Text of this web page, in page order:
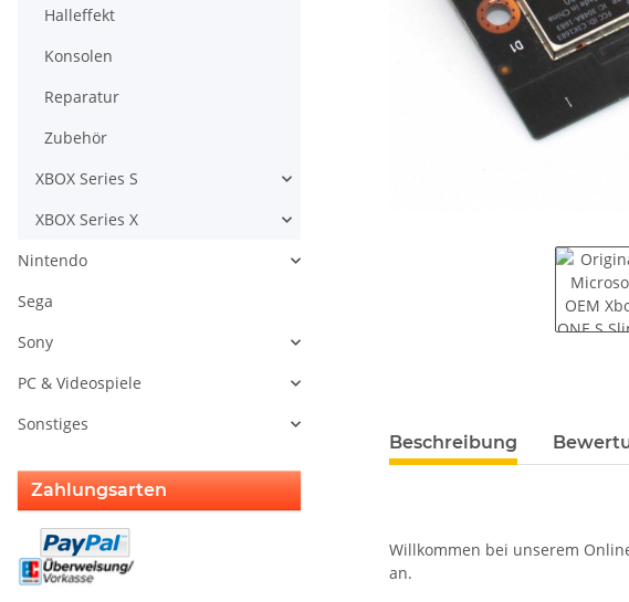
weitere Registerkarten anzeigen
Beschreibung
Willkommen bei unserem
an.
Halleffekt
Konsolen
Reparatur
Zubehör
XBOX Series S
XBOX Series X
Nintendo
Sega
Sony
PC & Videospiele
Sonstiges
Zahlungsarten